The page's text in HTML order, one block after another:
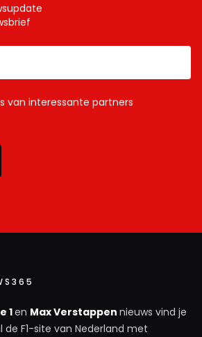
van interessante partners
1en Max Verstappen nieuws vind je
de F1-site van Nederland met